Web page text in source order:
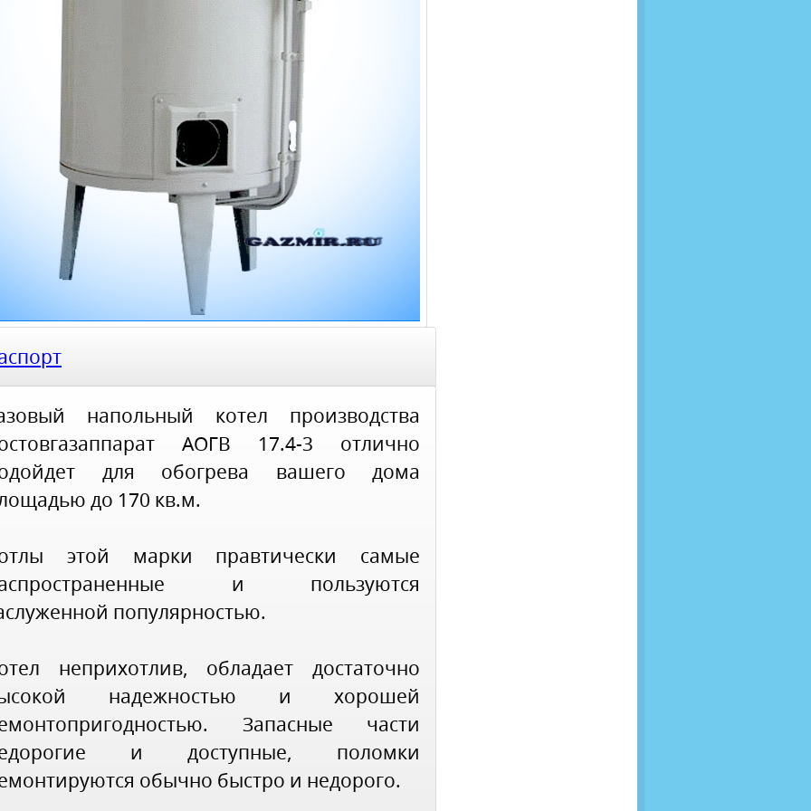
напольный котел производства
АОГВ 17.4-3 отлично
для обогрева вашего дома
до 170 кв.м.
этой марки правтически самые
и пользуются
популярностью.
неприхотлив, обладает достаточно
надежностью и хорошей
Запасные части
и доступные, поломки
обычно быстро и недорого.